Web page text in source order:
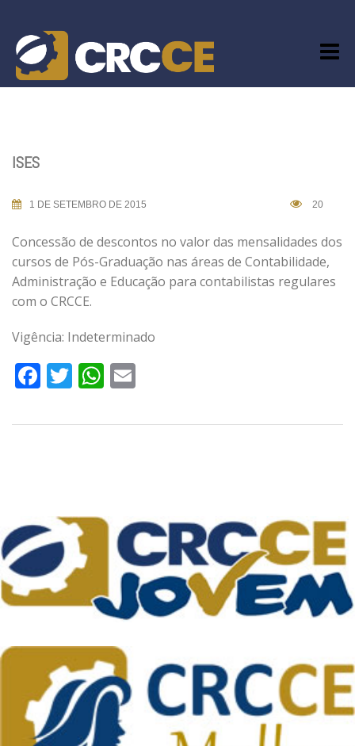
content
ISES
1 DE SETEMBRO DE 2015 20
Concessão de descontos no valor das mensalidades dos
cursos de Pós-Graduação nas áreas de Contabilidade,
Administração e Educação para contabilistas regulares
com o CRCCE.
Vigência: Indeterminado
Facebook
TwitterWhatsApp